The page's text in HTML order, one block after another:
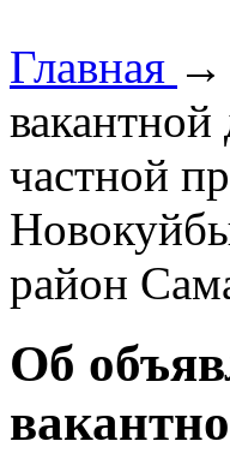
Главная →
частной
район
Об